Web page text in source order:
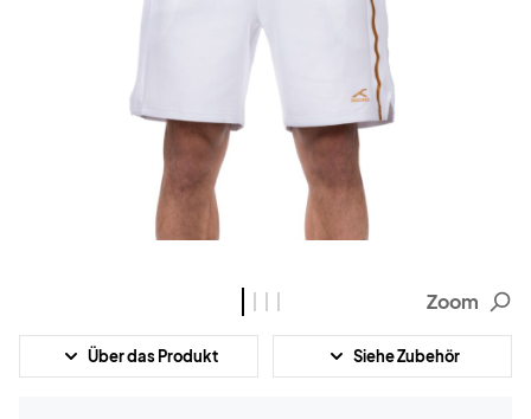
Zoom
Über das Produkt Siehe Zubehör